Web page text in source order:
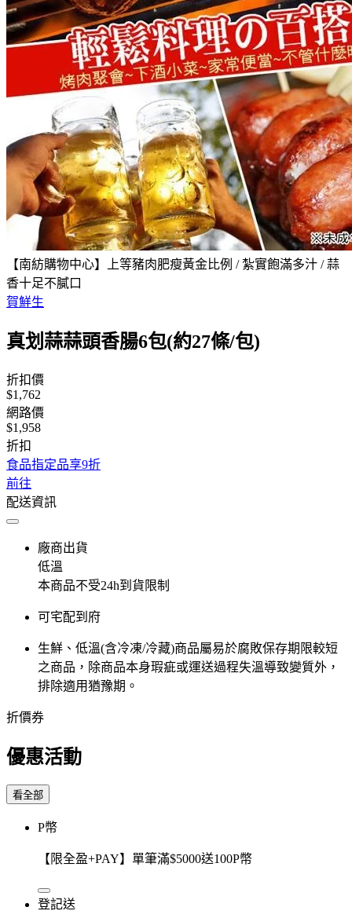
【南紡購物中心】上等豬肉肥瘦黃金比例 / 紮實飽滿多汁 / 蒜
香十足不膩口
賀鮮生
真划蒜蒜頭香腸6包(約27條/包)
折扣價
$1,762
網路價
$1,958
折扣
食品指定品享9折
前往
配送資訊
廠商出貨
低溫
本商品不受24h到貨限制
可宅配到府
生鮮、低溫(含冷凍/冷藏)商品屬易於腐敗保存期限較短
之商品，除商品本身瑕疵或運送過程失溫導致變質外，
排除適用猶豫期。
折價券
優惠活動
看全部
P幣
【限全盈+PAY】單筆滿$5000送100P幣
登記送